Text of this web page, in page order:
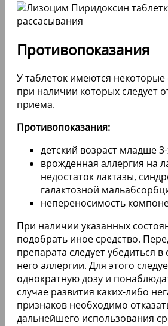
Противопоказания
У таблеток имеются
при наличии которых следует
приема.
Противопоказания:
детский возраст младше 3-
врожденная аллергия на
недостаток лактазы,
галактозной
непереносимость
При наличии указанных
подобрать иное средство.
препарата следует убедиться в
него аллергии. Для этого
однократную дозу и
случае развития каких-либо
признаков необходимо
дальнейшего использования